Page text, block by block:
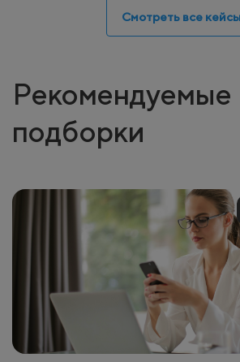
Смотреть все кейсы
Рекомендуемые
подборки